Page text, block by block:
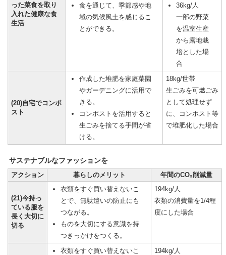
った菜食を取り
入れた健康な食
生活
食を通じて、季節感や地
域の気候風土を感じるこ
とができる。
36kg/人
一部の野菜
を温室生産
から露地栽
培とした場
合
(20)自宅でコンポ
スト
作成した堆肥を家庭菜園
やガーデニングに活用で
きる。
コンポストを活用すると
生ごみを捨てる手間が省
ける。
18kg/世帯
生ごみを可燃ごみ
として処理せず
に、コンポスト等
で堆肥化した場合
サステナブルなファッションを
アクション
暮らしのメリット 年間のCO₂削減量
(21)今持っ
ている服を
長く大切に
切る
衣類をすぐ買い替えないこ
とで、無駄遣いの防止にも
つながる。
ものを大切にする意識を持
つきっかけをつくる。
194kg/人
衣類の消費量を1/4程
度にした場合
衣類をすぐ買い替えないこ
194kg/人